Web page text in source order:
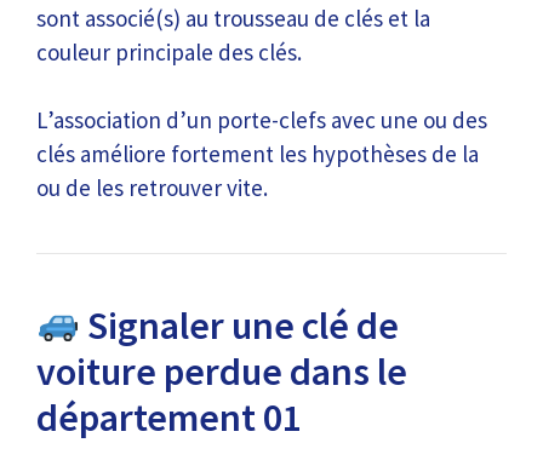
sont associé(s) au trousseau de clés et la
couleur principale des clés.
L’association d’un porte-clefs avec une ou des
clés améliore fortement les hypothèses de la
ou de les retrouver vite.
Signaler une clé de
voiture perdue dans le
département 01